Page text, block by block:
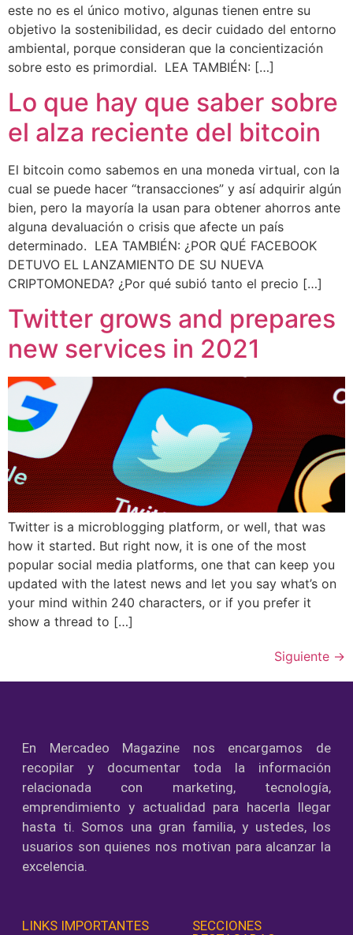
este no es el único motivo, algunas tienen entre su
objetivo la sostenibilidad, es decir cuidado del entorno
ambiental, porque consideran que la concientización
sobre esto es primordial. LEA TAMBIÉN: […]
Lo que hay que saber sobre
el alza reciente del bitcoin
El bitcoin como sabemos en una moneda virtual, con la
cual se puede hacer “transacciones” y así adquirir algún
bien, pero la mayoría la usan para obtener ahorros ante
alguna devaluación o crisis que afecte un país
determinado. LEA TAMBIÉN: ¿POR QUÉ FACEBOOK
DETUVO EL LANZAMIENTO DE SU NUEVA
CRIPTOMONEDA? ¿Por qué subió tanto el precio […]
Twitter grows and prepares
new services in 2021
Twitter is a microblogging platform, or well, that was
how it started. But right now, it is one of the most
popular social media platforms, one that can keep you
updated with the latest news and let you say what’s on
your mind within 240 characters, or if you prefer it
show a thread to […]
Siguiente →
En Mercadeo Magazine nos encargamos de
recopilar y documentar toda la información
relacionada con marketing, tecnología,
emprendimiento y actualidad para hacerla llegar
hasta ti. Somos una gran familia, y ustedes, los
usuarios son quienes nos motivan para alcanzar la
excelencia.
LINKS IMPORTANTES
SECCIONES